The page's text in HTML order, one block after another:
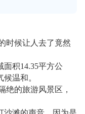
时候让人去了竟然
积14.35平方公
温和。
绝的旅游风景区，